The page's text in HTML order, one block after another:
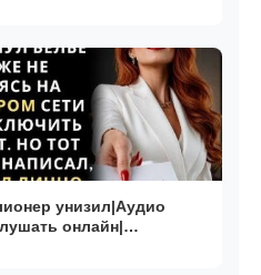
унизил|Аудио
онлайн|